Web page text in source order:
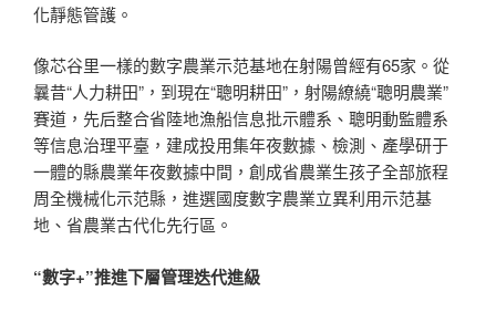
化靜態管護。
像芯谷里一樣的數字農業示范基地在射陽曾經有65家。從
曩昔“人力耕田”，到現在“聰明耕田”，射陽繚繞“聰明農業”
賽道，先后整合省陸地漁船信息批示體系、聰明動監體系
等信息治理平臺，建成投用集年夜數據、檢測、產學研于
一體的縣農業年夜數據中間，創成省農業生孩子全部旅程
周全機械化示范縣，進選國度數字農業立異利用示范基
地、省農業古代化先行區。
“數字+”推進下層管理迭代進級